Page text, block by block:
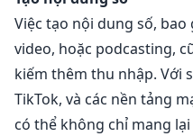
Việc tạo nội dung số,
video, hoặc podcasting,
kiếm thêm thu nhập. Với
TikTok, và các nền tảng
có thể không chỉ mang